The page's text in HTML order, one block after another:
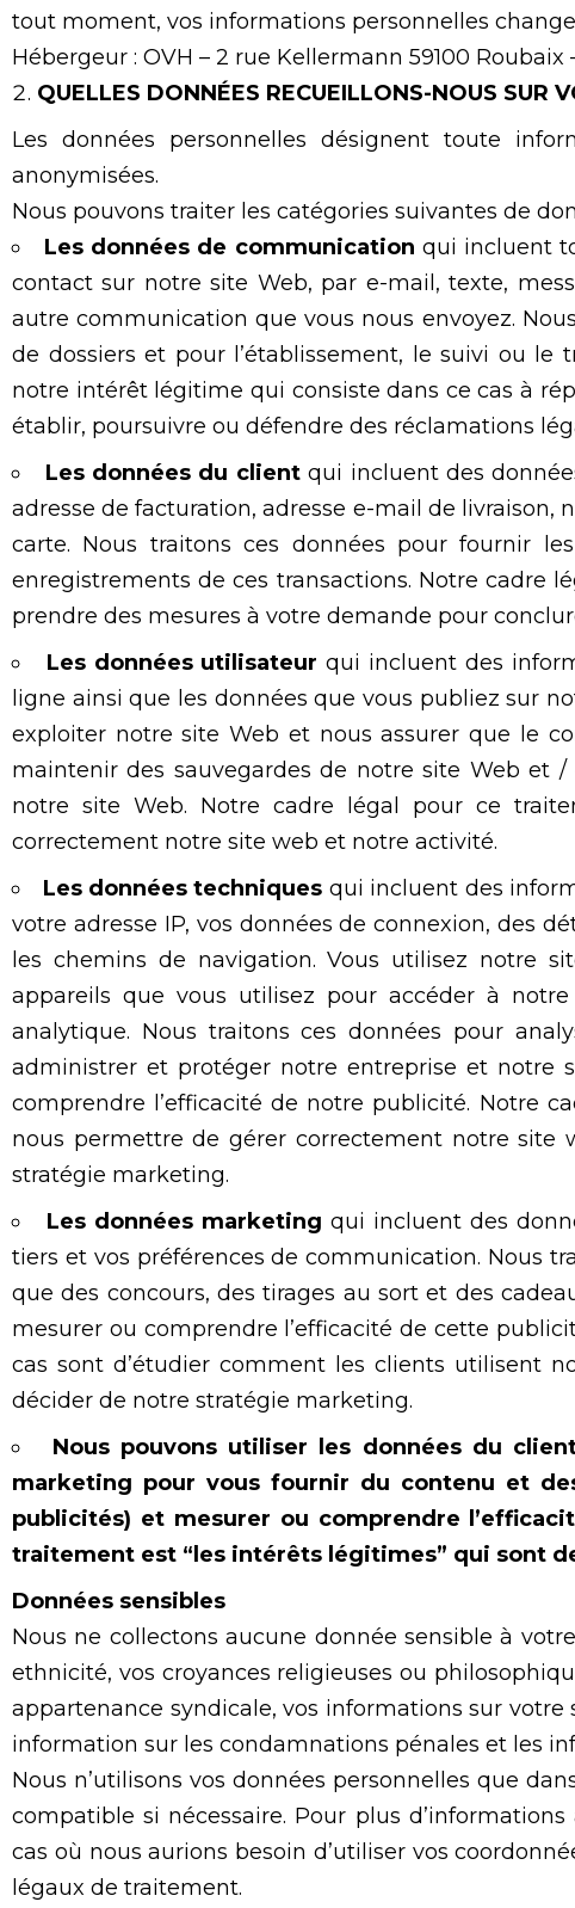
tout moment, vos informations personnelles
Hébergeur : OVH – 2 rue Kellermann 59100 Roubaix
QUELLES DONNÉES RECUEILLONS-NOUS SUR
Les données personnelles désignent toute
anonymisées.
Nous pouvons traiter les catégories suivantes de
Les données de communication qui incluent
contact sur notre site Web, par e-mail, texte,
autre communication que vous nous envoyez.
de dossiers et pour l’établissement, le suivi ou
notre intérêt légitime qui consiste dans ce cas à
établir, poursuivre ou défendre des réclamations
Les données du clientqui incluent des
adresse de facturation, adresse e-mail de livraison,
carte. Nous traitons ces données pour fournir
enregistrements de ces transactions. Notre cadre
prendre des mesures à votre demande pour
Les données utilisateurqui incluent des
ligne ainsi que les données que vous publiez sur
exploiter notre site Web et nous assurer que le
maintenir des sauvegardes de notre site Web et
notre site Web. Notre cadre légal pour ce
correctement notre site web et notre activité.
Les données techniques qui incluent des
votre adresse IP, vos données de connexion, des
les chemins de navigation. Vous utilisez notre
appareils que vous utilisez pour accéder à
analytique. Nous traitons ces données pour
administrer et protéger notre entreprise et notre
comprendre l’efficacité de notre publicité. Notre
nous permettre de gérer correctement notre
stratégie marketing.
Les données marketing qui incluent des
tiers et vos préférences de communication. Nous
que des concours, des tirages au sort et des
mesurer ou comprendre l’efficacité de cette
cas sont d’étudier comment les clients utilisent
décider de notre stratégie marketing.
Nous pouvons utiliser les données du
marketing pour vous fournir du contenu et
publicités) et mesurer ou comprendre
traitement est “les intérêts légitimes” qui sont
Données sensibles
Nous ne collectons aucune donnée sensible à
ethnicité, vos croyances religieuses ou
appartenance syndicale, vos informations sur
information sur les condamnations pénales et les
Nous n’utilisons vos données personnelles que
compatible si nécessaire. Pour plus
cas où nous aurions besoin d’utiliser vos
légaux de traitement.